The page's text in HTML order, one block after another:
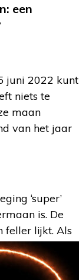
een
juni 2022 kunt
niets te
maan
van het jaar
‘super’
is. De
feller lijkt. Als